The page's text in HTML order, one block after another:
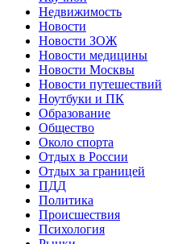
Недвижимость
Новости
Новости ЗОЖ
Новости медицины
Новости Москвы
Новости путешествий
Ноутбуки и ПК
Образование
Общество
Около спорта
Отдых в России
Отдых за границей
ПДД
Политика
Происшествия
Психология